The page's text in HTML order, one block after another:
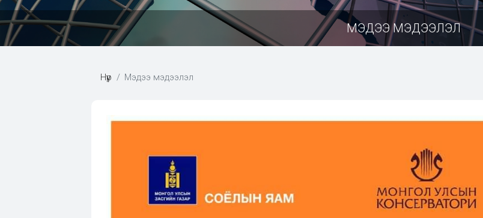
МЭДЭЭ МЭДЭЭЛЭЛ
Нүүр Мэдээ мэдээлэл